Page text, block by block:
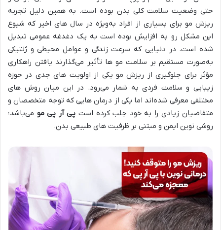
حتی وضعیت سلامت کلی بدن بوده است. به همین دلیل تجربه
ریزش مو برای بسیاری از افراد به‌ویژه در سال‌ های اخیر که شیوع
این مشکل رو به افزایش بوده است به یک دغدغه‌ عمومی تبدیل
شده است. در دنیایی که سرعت زندگی و عوامل محیطی و ژنتیکی
به‌صورت مستقیم بر سلامت مو ها تأثیر می‌گذارند یافتن راهکاری
مؤثر برای جلوگیری از ریزش مو یکی از اولویت‌ های جدی در حوزه
زیبایی و سلامت فردی به شمار می‌رود. در این میان روش‌ های
مختلفی معرفی شده‌اند اما یکی از درمان‌ هایی که توجه متخصصان و
متقاضیان زیادی را به خود جلب کرده است پی آر پی مو می‌باشد؛
روشی نوین ایمن و مبتنی بر ظرفیت‌ های طبیعی بدن.